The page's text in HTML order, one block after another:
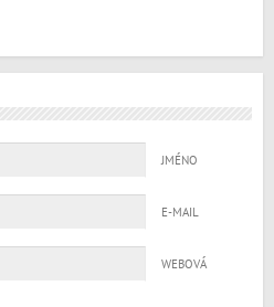
JMÉNO
E-MAIL
WEBOVÁ